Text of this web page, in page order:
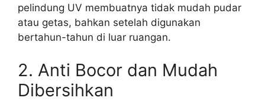
pelindung UV membuatnya tidak mudah pudar
atau getas, bahkan setelah digunakan
bertahun-tahun di luar ruangan.
2. Anti Bocor dan Mudah
Dibersihkan